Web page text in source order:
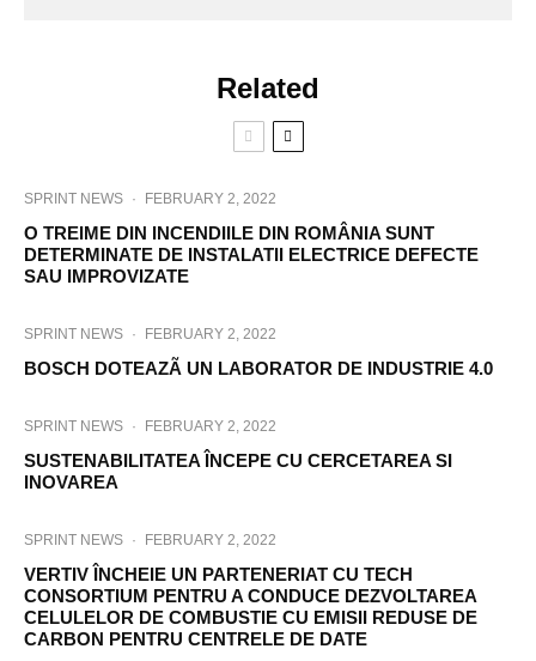
Related
SPRINT NEWS · FEBRUARY 2, 2022
O TREIME DIN INCENDIILE DIN ROMÂNIA SUNT
DETERMINATE DE INSTALATII ELECTRICE DEFECTE
SAU IMPROVIZATE
SPRINT NEWS · FEBRUARY 2, 2022
BOSCH DOTEAZÃ UN LABORATOR DE INDUSTRIE 4.0
SPRINT NEWS · FEBRUARY 2, 2022
SUSTENABILITATEA ÎNCEPE CU CERCETAREA SI
INOVAREA
SPRINT NEWS · FEBRUARY 2, 2022
VERTIV ÎNCHEIE UN PARTENERIAT CU TECH
CONSORTIUM PENTRU A CONDUCE DEZVOLTAREA
CELULELOR DE COMBUSTIE CU EMISII REDUSE DE
CARBON PENTRU CENTRELE DE DATE